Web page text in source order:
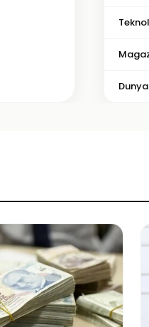
Dunya